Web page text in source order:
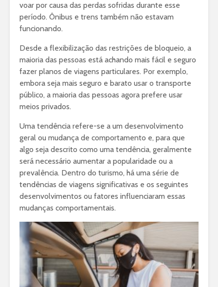
voar por causa das perdas sofridas durante esse
período. Ônibus e trens também não estavam
funcionando.
Desde a flexibilização das restrições de bloqueio, a
maioria das pessoas está achando mais fácil e seguro
fazer planos de viagens particulares. Por exemplo,
embora seja mais seguro e barato usar o transporte
público, a maioria das pessoas agora prefere usar
meios privados.
Uma tendência refere-se a um desenvolvimento
geral ou mudança de comportamento e, para que
algo seja descrito como uma tendência, geralmente
será necessário aumentar a popularidade ou a
prevalência. Dentro do turismo, há uma série de
tendências de viagens significativas e os seguintes
desenvolvimentos ou fatores influenciaram essas
mudanças comportamentais.